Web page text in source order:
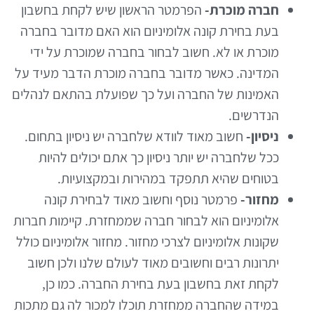
חברה מוכרת-הפרמטר הראשון שיש לקחת בחשבון
בעת בחירת קונה אלומיניום הוא האם מדובר בחברה
מוכרת או לא. חשוב לבחור בחברה שמוכרת על ידי
המדינה. כאשר מדובר בחברה מוכרת הדבר מעיד על
האמינות של החברה ועל כך שפועלת בהתאם לנהלים
הנדרשים.
ניסיון-חשוב מאוד לוודא שלחברה יש ניסיון בתחום.
ככל שלחברה יש יותר ניסיון כך אתם יכולים להיות
בטוחים שהיא תתפקד במהירות ובמקצועיות.
מחזור-פרמטר נוסף וחשוב מאוד לבחירת קונה
אלומיניום הוא לבחור חברה שממחזרת. קיימות חברות
שקונות אלומיניום לצרכי מחזור. מחזור אלומיניום כולל
יתרונות רבים וחשובים מאוד לעולם שלנו ולכן חשוב
לקחת זאת בחשבון בעת בחירת החברה. כמו כן,
במידה שהחברה ממחזרת תוכלו למכור לה גם מתכות